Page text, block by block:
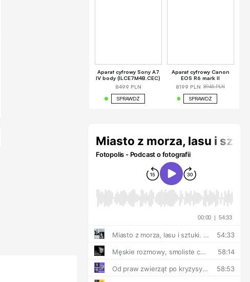
Aparat cyfrowy Sony A7
IV body (ILCE7M4B.CEC)
8499 PLN
SPRAWDŹ
Aparat cyfrowy Canon
EOS R6 mark II
8199 PLN 8945 PLN
SPRAWDŹ